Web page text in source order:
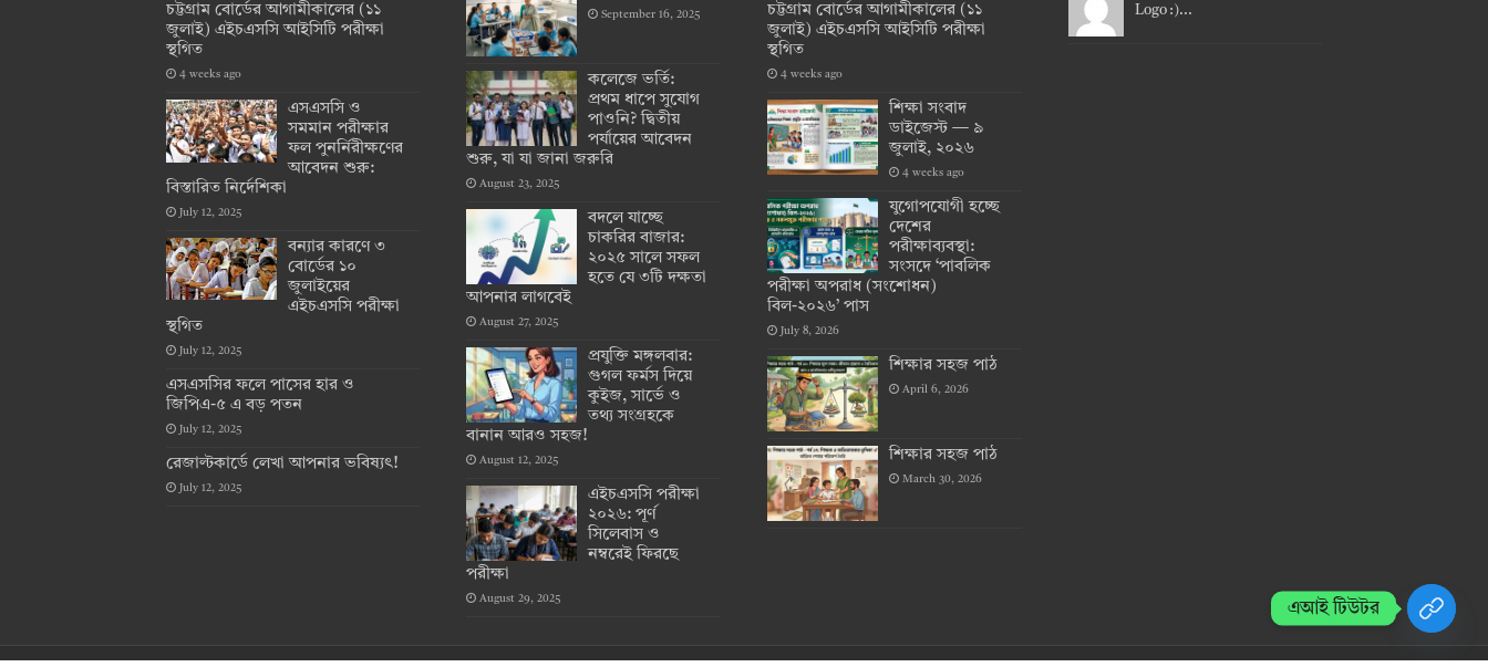
চট্টগ্রাম বোর্ডের আগামীকালের (১১
জুলাই) এইচএসসি আইসিটি পরীক্ষা
স্থগিত
4 weeks ago
এসএসসি ও
সমমান পরীক্ষার
ফল পুনর্নিরীক্ষণের
আবেদন শুরু:
বিস্তারিত নির্দেশিকা
July 12, 2025
বন্যার কারণে ৩
বোর্ডের ১০
জুলাইয়ের
এইচএসসি পরীক্ষা
স্থগিত
July 12, 2025
এসএসসির ফলে পাসের হার ও
জিপিএ-৫ এ বড় পতন
July 12, 2025
রেজাল্টকার্ডে লেখা আপনার ভবিষ্যৎ!
July 12, 2025
September 16, 2025
কলেজে ভর্তি:
প্রথম ধাপে সুযোগ
পাওনি? দ্বিতীয়
পর্যায়ের আবেদন
শুরু, যা যা জানা জরুরি
August 23, 2025
বদলে যাচ্ছে
চাকরির বাজার:
২০২৫ সালে সফল
হতে যে ৩টি দক্ষতা
আপনার লাগবেই
August 27, 2025
প্রযুক্তি মঙ্গলবার:
গুগল ফর্মস দিয়ে
কুইজ, সার্ভে ও
তথ্য সংগ্রহকে
বানান আরও সহজ!
August 12, 2025
এইচএসসি পরীক্ষা
২০২৬: পূর্ণ
সিলেবাস ও
নম্বরেই ফিরছে
পরীক্ষা
August 29, 2025
চট্টগ্রাম বোর্ডের আগামীকালের (১১
জুলাই) এইচএসসি আইসিটি পরীক্ষা
স্থগিত
4 weeks ago
শিক্ষা সংবাদ
ডাইজেস্ট — ৯
জুলাই, ২০২৬
4 weeks ago
যুগোপযোগী হচ্ছে
দেশের
পরীক্ষাব্যবস্থা:
সংসদে ‘পাবলিক
পরীক্ষা অপরাধ (সংশোধন)
বিল-২০২৬’ পাস
July 8, 2026
শিক্ষার সহজ পাঠ
April 6, 2026
শিক্ষার সহজ পাঠ
March 30, 2026
Logo :)...
এআই টিউটর